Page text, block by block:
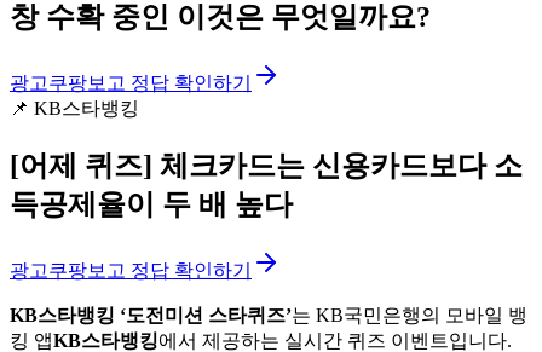
창 수확 중인 이것은 무엇일까요?
광고쿠팡보고 정답 확인하기
📌 KB스타뱅킹
[어제 퀴즈] 체크카드는 신용카드보다 소
득공제율이 두 배 높다
광고쿠팡보고 정답 확인하기
KB스타뱅킹 ‘도전미션 스타퀴즈’는 KB국민은행의 모바일 뱅
킹 앱KB스타뱅킹에서 제공하는 실시간 퀴즈 이벤트입니다.